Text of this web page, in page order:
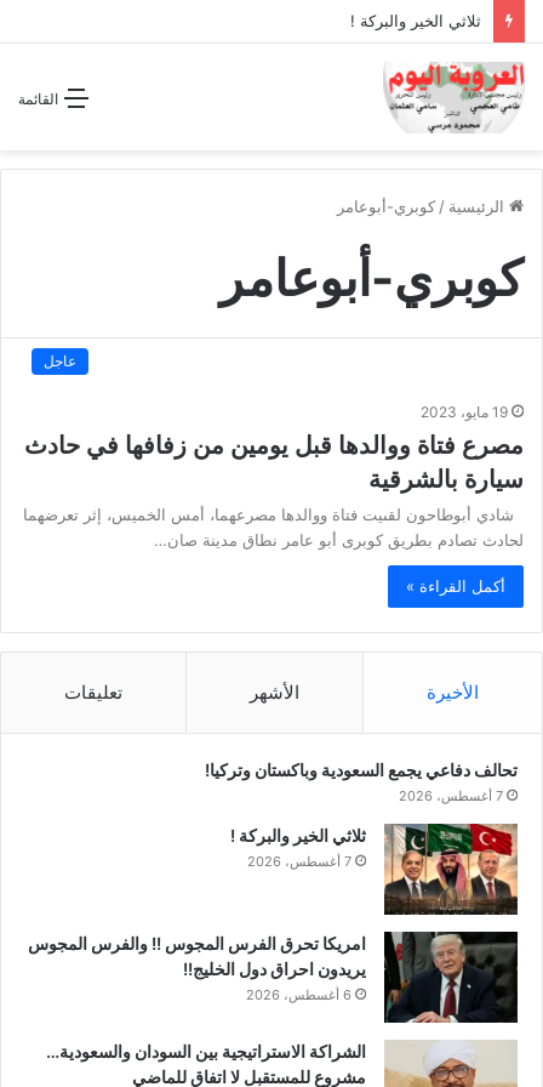
ثلاثي الخير والبركة !
القائمة
الرئيسية / كوبري-أبوعامر
كوبري-أبوعامر
عاجل
19 مايو، 2023
مصرع فتاة ووالدها قبل يومين من زفافها في حادث
سيارة بالشرقية
شادي أبوطاحون لقىيت فتاة ووالدها مصرعهما، أمس الخميس، إثر تعرضهما
لحادث تصادم بطريق كوبرى أبو عامر نطاق مدينة صان…
أكمل القراءة »
الأخيرة الأشهر تعليقات
تحالف دفاعي يجمع السعودية وباكستان وتركيا!
7 أغسطس، 2026
ثلاثي الخير والبركة !
7 أغسطس، 2026
امريكا تحرق الفرس المجوس !! والفرس المجوس
يريدون احراق دول الخليج!!
6 أغسطس، 2026
الشراكة الاستراتيجية بين السودان والسعودية…
مشروع للمستقبل لا اتفاق للماضي